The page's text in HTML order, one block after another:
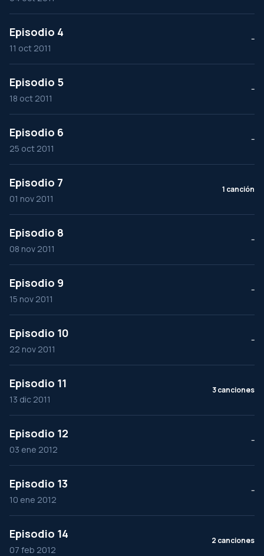
Episodio 4
11 oct 2011
--
Episodio 5
18 oct 2011
--
Episodio 6
25 oct 2011
--
Episodio 7
01 nov 2011
1 canción
Episodio 8
08 nov 2011
--
Episodio 9
15 nov 2011
--
Episodio 10
22 nov 2011
--
Episodio 11
13 dic 2011
3 canciones
Episodio 12
03 ene 2012
--
Episodio 13
10 ene 2012
--
Episodio 14
07 feb 2012
2 canciones